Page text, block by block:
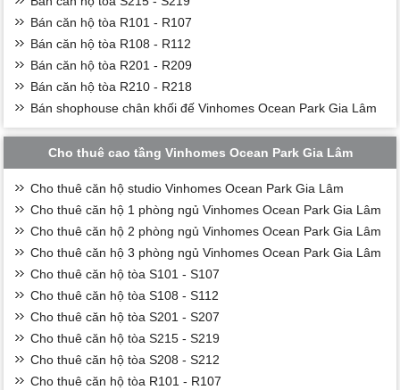
Bán căn hộ tòa R101 - R107
Bán căn hộ tòa R108 - R112
Bán căn hộ tòa R201 - R209
Bán căn hộ tòa R210 - R218
Bán shophouse chân khối đế Vinhomes Ocean Park Gia Lâm
Cho thuê cao tầng Vinhomes Ocean Park Gia Lâm
Cho thuê căn hộ studio Vinhomes Ocean Park Gia Lâm
Cho thuê căn hộ 1 phòng ngủ Vinhomes Ocean Park Gia Lâm
Cho thuê căn hộ 2 phòng ngủ Vinhomes Ocean Park Gia Lâm
Cho thuê căn hộ 3 phòng ngủ Vinhomes Ocean Park Gia Lâm
Cho thuê căn hộ tòa S101 - S107
Cho thuê căn hộ tòa S108 - S112
Cho thuê căn hộ tòa S201 - S207
Cho thuê căn hộ tòa S215 - S219
Cho thuê căn hộ tòa S208 - S212
Cho thuê căn hộ tòa R101 - R107